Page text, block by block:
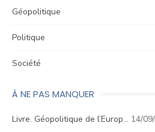
Géopolitique
Politique
Société
À NE PAS MANQUER
Livre. Géopolitique de l’Europ… 14/